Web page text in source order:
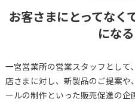
お客さまにとってなく
にな
一宮営業所の営業スタッフとし
店さまに対し、新製品のご提案や
ールの制作といった販売促進の企